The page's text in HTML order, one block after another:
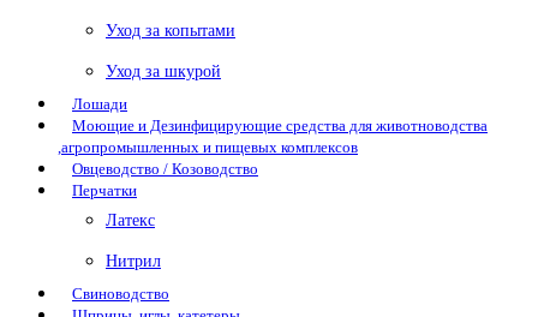
Уход за копытами
Уход за шкурой
Лошади
Моющие и Дезинфицирующие средства для животноводства
,агропромышленных и пищевых комплексов
Овцеводство / Козоводство
Перчатки
Латекс
Нитрил
Свиноводство